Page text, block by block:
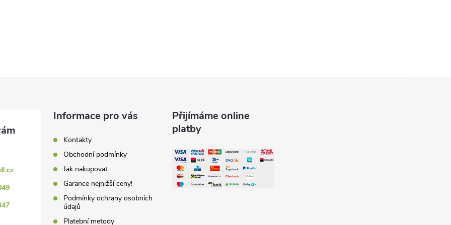
Informace pro vás
Kontakty
Obchodní podmínky
Jak nakupovat
Garance nejnižší ceny!
Podmínky ochrany osobních
údajů
Platební metody
Přijímáme online
platby